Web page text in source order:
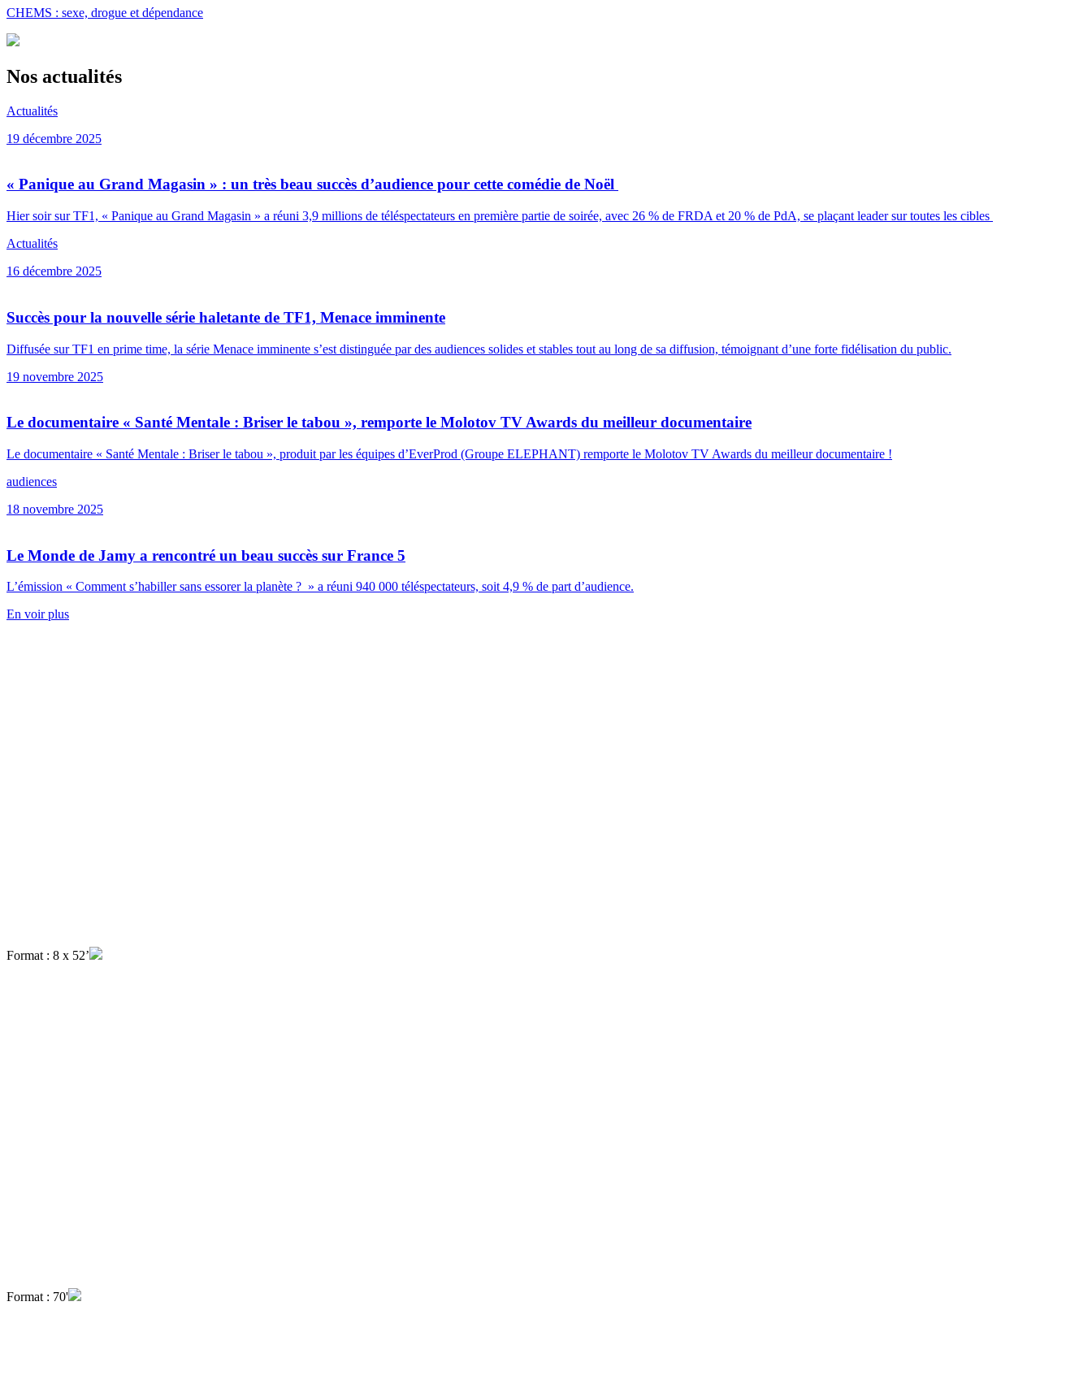
CHEMS : sexe, drogue et dépendance
Nos actualités
Actualités
19 décembre 2025
« Panique au Grand Magasin » : un très beau succès d’audience pour cette comédie de Noël
Hier soir sur TF1, « Panique au Grand Magasin » a réuni 3,9 millions de téléspectateurs en première partie de soirée, avec 26 % de FRDA et 20 % de PdA, se plaçant leader sur toutes les cibles
Actualités
16 décembre 2025
Succès pour la nouvelle série haletante de TF1, Menace imminente
Diffusée sur TF1 en prime time, la série Menace imminente s’est distinguée par des audiences solides et stables tout au long de sa diffusion, témoignant d’une forte fidélisation du public.
19 novembre 2025
Le documentaire « Santé Mentale : Briser le tabou », remporte le Molotov TV Awards du meilleur documentaire
Le documentaire « Santé Mentale : Briser le tabou », produit par les équipes d’EverProd (Groupe ELEPHANT) remporte le Molotov TV Awards du meilleur documentaire !
audiences
18 novembre 2025
Le Monde de Jamy a rencontré un beau succès sur France 5
L’émission « Comment s’habiller sans essorer la planète ? » a réuni 940 000 téléspectateurs, soit 4,9 % de part d’audience.
En voir plus
Format : 8 x 52’
Format : 70'